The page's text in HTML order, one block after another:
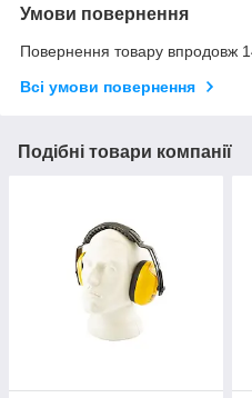
Умови повернення
Повернення товару впродовж
Всі умови повернення
Подібні товари компанії